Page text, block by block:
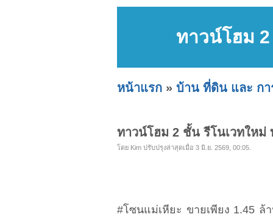
ทาวน์โฮม 2
หน้าแรก » บ้าน ที่ดิน และ กา
ทาวน์โฮม 2 ชั้น รีโนเวทใหม่
โดย Kim ปรับปรุงล่าสุดเมื่อ 3 มิ.ย. 2569, 00:05.
#โซนแม่เหียะ ขายเพียง 1.45